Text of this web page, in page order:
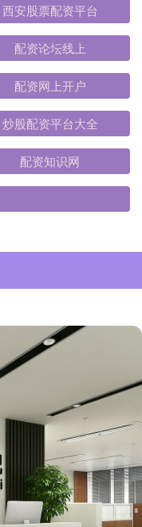
西安股票配资平台
配资论坛线上
配资网上开户
炒股配资平台大全
配资知识网